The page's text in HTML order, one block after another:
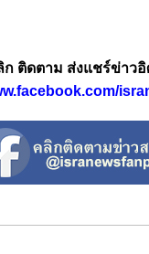
ติดตาม ส่งแชร์ข่าวอิ